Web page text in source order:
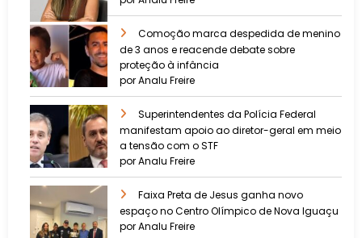
Comoção marca despedida de menino
de 3 anos e reacende debate sobre
proteção à infância
por Analu Freire
Superintendentes da Polícia Federal
manifestam apoio ao diretor-geral em meio
a tensão com o STF
por Analu Freire
Faixa Preta de Jesus ganha novo
espaço no Centro Olímpico de Nova Iguaçu
por Analu Freire